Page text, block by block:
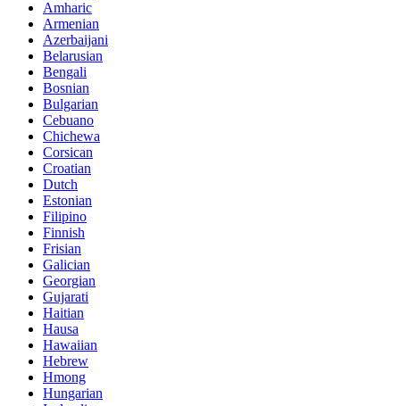
Amharic
Armenian
Azerbaijani
Belarusian
Bengali
Bosnian
Bulgarian
Cebuano
Chichewa
Corsican
Croatian
Dutch
Estonian
Filipino
Finnish
Frisian
Galician
Georgian
Gujarati
Haitian
Hausa
Hawaiian
Hebrew
Hmong
Hungarian